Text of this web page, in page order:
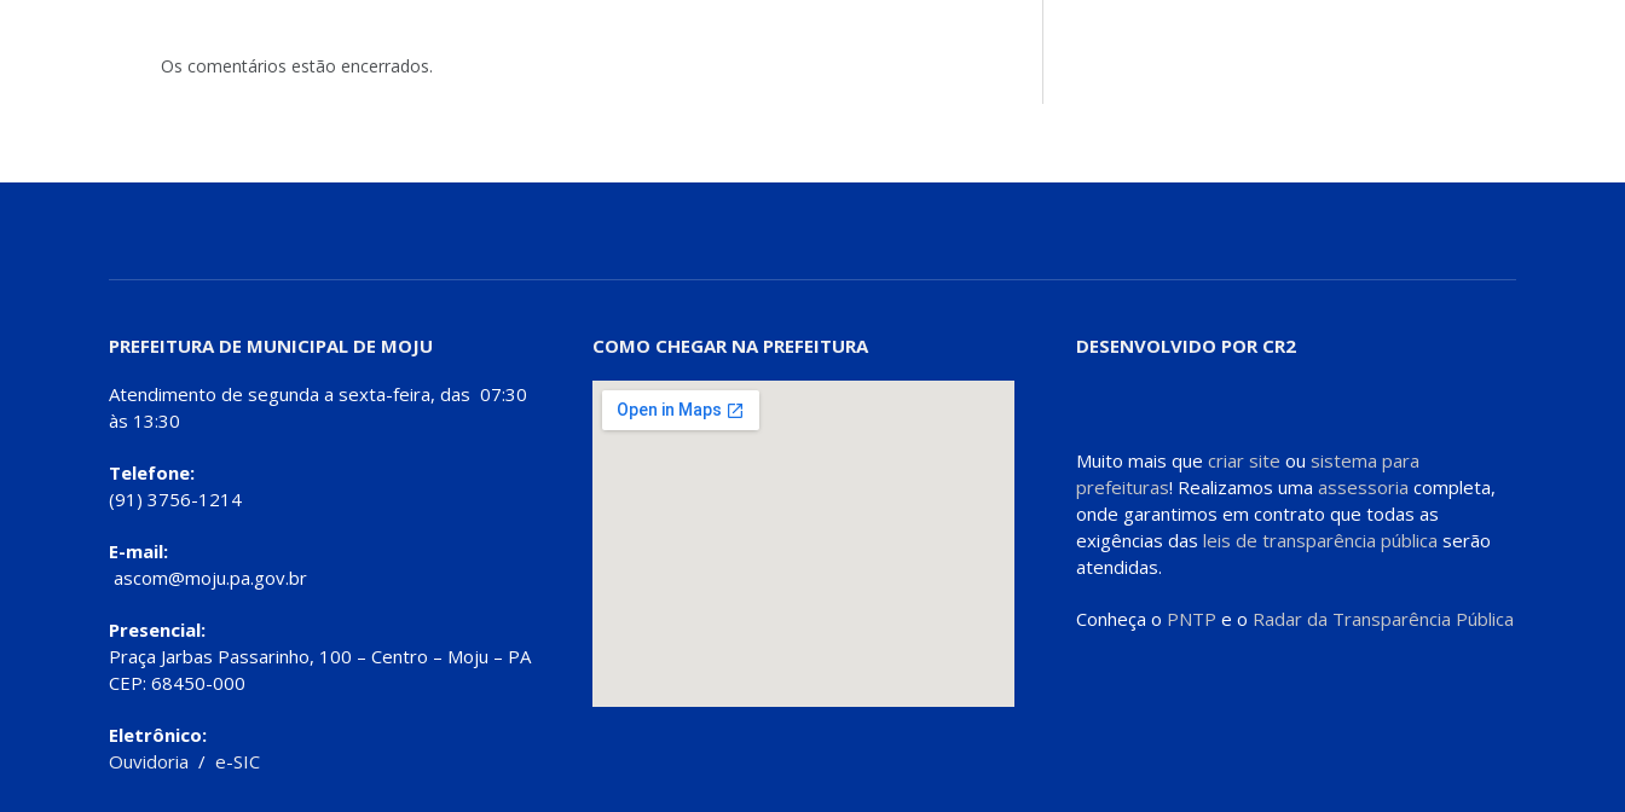
Os comentários estão encerrados.
PREFEITURA DE MUNICIPAL DE MOJU
Atendimento de segunda a sexta-feira, das 07:30
às 13:30
Telefone:
(91) 3756-1214
E-mail:
ascom@moju.pa.gov.br
Presencial:
Praça Jarbas Passarinho, 100 – Centro – Moju – PA
CEP: 68450-000
Eletrônico:
Ouvidoria / e-SIC
COMO CHEGAR NA PREFEITURA DESENVOLVIDO POR CR2
Muito mais que criar site ou sistema para
prefeituras! Realizamos uma assessoria completa,
onde garantimos em contrato que todas as
exigências das leis de transparência pública serão
atendidas.
Conheça o PNTP e o Radar da Transparência Pública